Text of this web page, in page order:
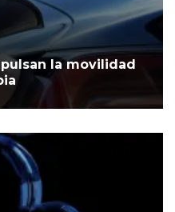
la movilidad